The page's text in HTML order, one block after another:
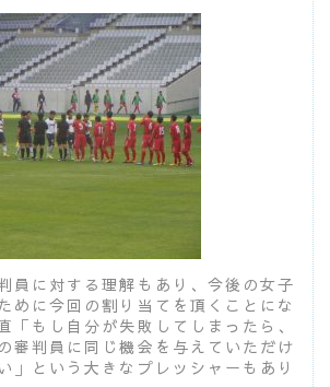
員に対する理解もあり、今後の女子
めに今回の割り当てを頂くことにな
「もし自分が失敗してしまったら、
審判員に同じ機会を与えていただけ
」という大きなプレッシャーもあり